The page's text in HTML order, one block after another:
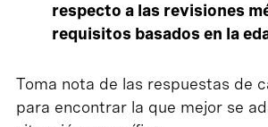
respecto a las revisiones
requisitos basados en la
Toma nota de las respuestas de
para encontrar la que mejor se